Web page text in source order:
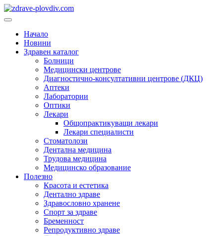
Преминете
към
Основно
Начало
Новини
Здравен каталог
Болници
Медицински центрове
Диагностично-консултативни центрове (ДКЦ)
Аптеки
Лаборатории
Оптики
Лекари
Общопрактикуващи лекари
Лекари специалисти
Стоматолози
Дентална медицина
Трудова медицина
Медицинско образование
Полезно
Красота и естетика
Дентално здраве
Здравословно хранене
Спорт за здраве
Бременност
Репродуктивно здраве